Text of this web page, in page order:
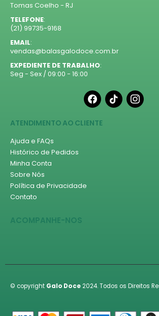
Tomas Coelho - RJ
TELEFONE:
(21) 99735-9168
EMAIL:
vendas@balasgalodoce.com.br
EXPEDIENTE DE TRABALHO:
Seg - Sex / 09:00 - 16:00
facebook
tiktok instagram
ATENDIMENTO AO CLIENTE
Ajuda e FAQs
Histórico de Pedidos
Minha Conta
Sobre Nós
Política de Privacidade
Contato
ACOMPANHE-NOS
© copyright Galo Doce2024. Todos os Direitos